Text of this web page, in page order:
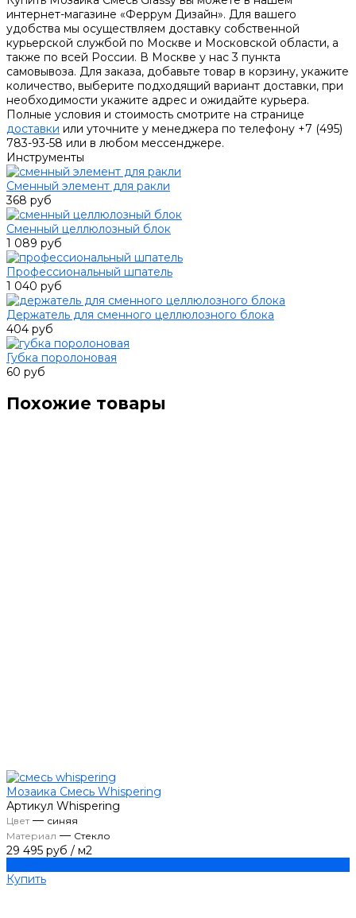
интернет-магазине «Феррум Дизайн». Для вашего
удобства мы осуществляем доставку собственной
курьерской службой по Москве и Московской области, а
также по всей России. В Москве у нас 3 пункта
самовывоза. Для заказа, добавьте товар в корзину, укажите
количество, выберите подходящий вариант доставки, при
необходимости укажите адрес и ожидайте курьера.
Полные условия и стоимость смотрите на странице
доставки или уточните у менеджера по телефону +7 (495)
783-93-58 или в любом мессенджере.
Инструменты
Сменный элемент для ракли
368 руб
Сменный целлюлозный блок
1 089 руб
Профессиональный шпатель
1 040 руб
Держатель для сменного целлюлозного блока
404 руб
Губка поролоновая
60 руб
Похожие товары
Мозаика Смесь Whispering
Артикул Whispering
Цвет— синяя
Материал — Стекло
29 495 руб / м2
Купить